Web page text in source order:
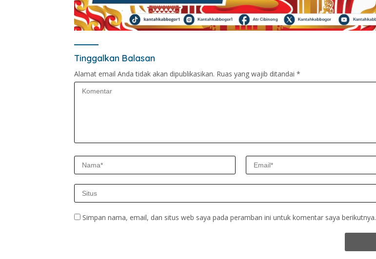
Tinggalkan Balasan
Alamat email Anda tidak akan dipublikasikan. Ruas yang wajib ditandai *
Simpan nama, email, dan situs web saya pada peramban ini untuk komentar saya berikutnya.